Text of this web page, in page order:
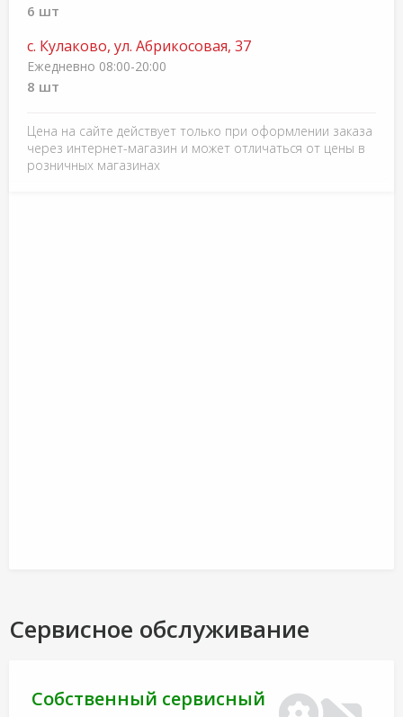
6 шт
с. Кулаково, ул. Абрикосовая, 37
Ежедневно 08:00-20:00
8 шт
Цена на сайте действует только при оформлении заказа
через интернет-магазин и может отличаться от цены в
розничных магазинах
Сервисное обслуживание
Собственный сервисный